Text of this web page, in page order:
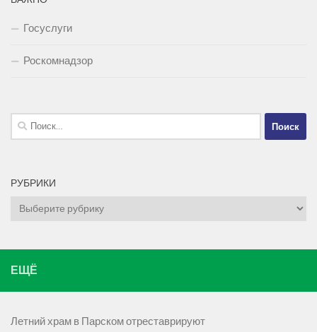
Госуслуги
Роскомнадзор
Найти:
РУБРИКИ
Рубрики
ЕЩЁ
Летний храм в Парском отреставрируют